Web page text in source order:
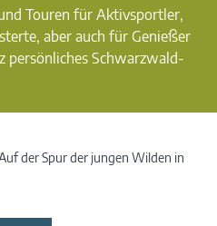
Touren für Aktivsportler,
aber auch für Genießer
persönliches Schwarzwald-
der Spur der jungen Wilden in